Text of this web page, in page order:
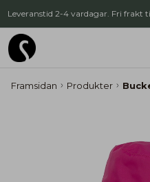
Leveranstid 2-4 vardagar. Fri frakt
Framsidan Produkter